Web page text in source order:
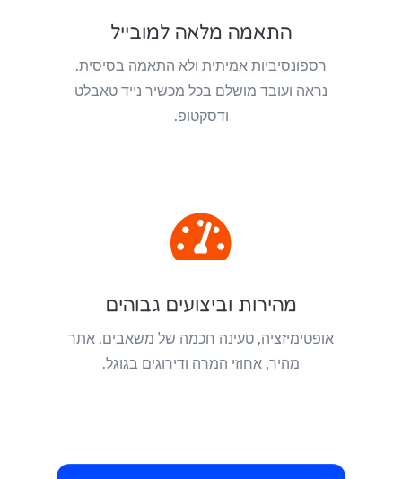
התאמה מלאה למובייל
רספונסיביות אמיתית ולא התאמה בסיסית.
נראה ועובד מושלם בכל מכשיר נייד טאבלט
ודסקטופ.

מהירות וביצועים גבוהים
אופטימיזציה, טעינה חכמה של משאבים. אתר
מהיר, אחוזי המרה ודירוגים בגוגל.